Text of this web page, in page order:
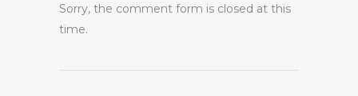
Sorry, the comment form is closed at this
time.